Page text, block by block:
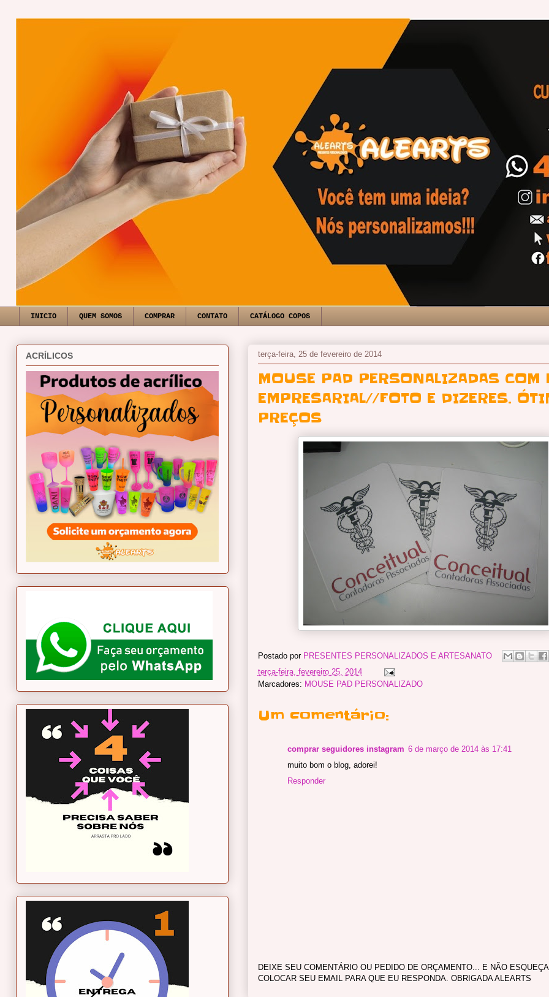
INICIO QUEM SOMOS COMPRAR CONTATO CATÁLOGO COPOS
terça-feira, 25 de fevereiro de 2014
MOUSE PAD PERSONALIZADAS COM
EMPRESARIAL//FOTO E DIZERES.
PREÇOS
Postado por PRESENTES PERSONALIZADOS E ARTESANATO
terça-feira, fevereiro 25, 2014
Marcadores: MOUSE PAD PERSONALIZADO
Um comentário:
comprar seguidores instagram 6 de março de 2014 às 17:41
muito bom o blog, adorei!
Responder
DEIXE SEU COMENTÁRIO OU PEDIDO DE ORÇAMENTO... E NÃO
COLOCAR SEU EMAIL PARA QUE EU RESPONDA. OBRIGADA ALEARTS
ACRÍLICOS